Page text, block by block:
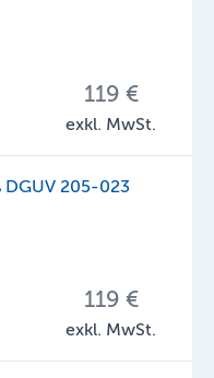
119 €
exkl. MwSt.
205-023
119 €
exkl. MwSt.